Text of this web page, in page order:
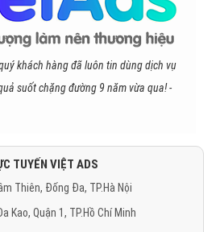
khách hàng đã luôn tin dùng dịch vụ
suốt chặng đường 9 năm vừa qua! -
TUYẾN VIỆT ADS
Thiên, Đống Đa, TP.Hà Nội
Kao, Quận 1, TP.Hồ Chí Minh